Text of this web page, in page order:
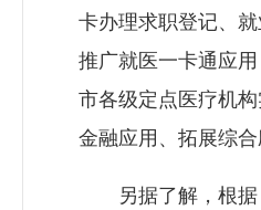
卡办理求职登记、
推广就医一卡通应
市各级定点医疗机
金融应用、拓展综合
另据了解，根据《